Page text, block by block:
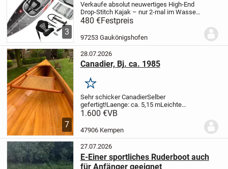
3
Verkaufe absolut neuwertiges High-End
Drop-Stitch Kajak – nur 2-mal im Wasser
gewesen!Ich verkaufe mein Extasea
Ultimate One Hochdruck-Luftkajak, das
ich erst im Juli 2025 neu gekauft habe...
480 €Festpreis
97253 Gaukönigshofen
7
28.07.2026
Canadier, Bj. ca. 1985
Merken
Sehr schicker CanadierSelber
gefertigt!Laenge: ca. 5,15 mLeichte
Reparatur notwendig. Siehe Foto.
Kempen.Alle Angaben nach bestem
Keine Sachmängelh...
1.600 €VB
47906 Kempen
27.07.2026
E-Einer sportliches Ruderboot auch
für Anfänger geeignet